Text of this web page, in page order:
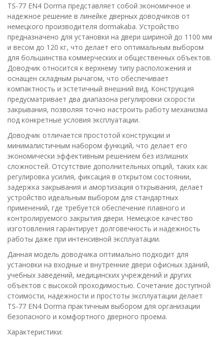
TS-77 EN4 Dorma представляет собой экономичное и
надежное решение в линейке дверных доводчиков от
немецкого производителя dormakaba. Устройство
предназначено для установки на двери шириной до 1100 мм
и весом до 120 кг, что делает его оптимальным выбором
для большинства коммерческих и общественных объектов.
Доводчик относится к верхнему типу расположения и
оснащен складным рычагом, что обеспечивает
компактность и эстетичный внешний вид. Конструкция
предусматривает два диапазона регулировки скорости
закрывания, позволяя точно настроить работу механизма
под конкретные условия эксплуатации.
Доводчик отличается простотой конструкции и
минималистичным набором функций, что делает его
экономически эффективным решением без излишних
сложностей. Отсутствие дополнительных опций, таких как
регулировка усилия, фиксация в открытом состоянии,
задержка закрывания и амортизация открывания, делает
устройство идеальным выбором для стандартных
применений, где требуется обеспечение плавного и
контролируемого закрытия двери. Немецкое качество
изготовления гарантирует долговечность и надежность
работы даже при интенсивной эксплуатации.
Данная модель доводчика оптимально подходит для
установки на входные и внутренние двери офисных зданий,
учебных заведений, медицинских учреждений и других
объектов с высокой проходимостью. Сочетание доступной
стоимости, надежности и простоты эксплуатации делает
TS-77 EN4 Dorma практичным выбором для организации
безопасного и комфортного дверного проема.
Характеристики: